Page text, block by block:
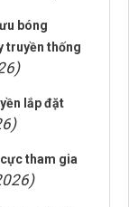
bóng
truyền thống
lắp đặt
tham gia